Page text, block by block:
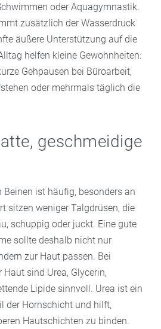
oder Aquagymnastik.
zusätzlich der Wasserdruck
äußere Unterstützung auf die
helfen kleine Gewohnheiten:
Gehpausen bei Büroarbeit,
oder mehrmals täglich die
geschmeidige
Beinen ist häufig, besonders an
sitzen weniger Talgdrüsen, die
schuppig oder juckt. Eine gute
sollte deshalb nicht nur
zur Haut passen. Bei
sind Urea, Glycerin,
Lipide sinnvoll. Urea ist ein
der Hornschicht und hilft,
Hautschichten zu binden.